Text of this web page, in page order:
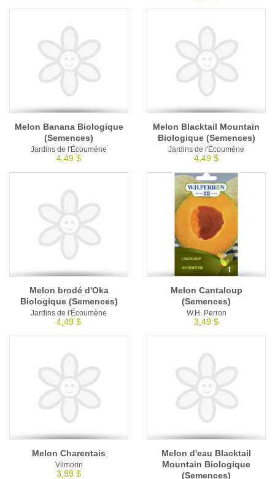
Melon Banana Biologique
(Semences)
Jardins de l'Écoumène
4,49 $
Melon Blacktail Mountain
Biologique (Semences)
Jardins de l'Écoumène
4,49 $
Melon brodé d'Oka
Biologique (Semences)
Jardins de l'Écoumène
4,49 $
Melon Cantaloup
(Semences)
W.H. Perron
3,49 $
Melon Charentais
Vilmorin
3,99 $
Melon d'eau Blacktail
Mountain Biologique
(Semences)